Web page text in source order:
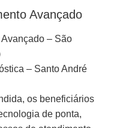
Avançado
– São
– Santo André
os beneficiários
de ponta,